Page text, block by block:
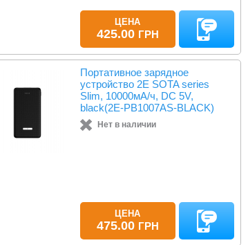
ЦЕНА
425.00 ГРН
Портативное зарядное
устройство 2Е SOTA series
Slim, 10000мА/ч, DC 5V,
black(2E-PB1007AS-BLACK)
Нет в наличии
ЦЕНА
475.00 ГРН